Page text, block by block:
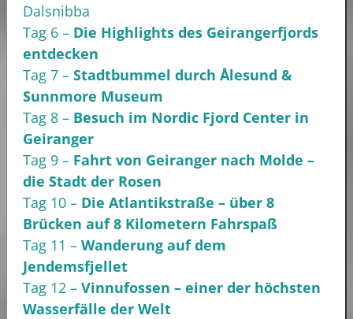
Dalsnibba
Tag 6 – Die Highlights des Geirangerfjords
entdecken
Tag 7 – Stadtbummel durch Ålesund &
Sunnmore Museum
Tag 8 – Besuch im Nordic Fjord Center in
Geiranger
Tag 9 – Fahrt von Geiranger nach Molde –
die Stadt der Rosen
Tag 10 – Die Atlantikstraße – über 8
Brücken auf 8 Kilometern Fahrspaß
Tag 11 – Wanderung auf dem
Jendemsfjellet
Tag 12 – Vinnufossen – einer der höchsten
Wasserfälle der Welt